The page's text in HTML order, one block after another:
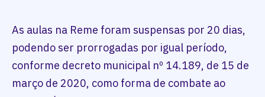
As aulas na Reme foram suspensas por 20 dias,
podendo ser prorrogadas por igual período,
conforme decreto municipal nº 14.189, de 15 de
março de 2020, como forma de combate ao